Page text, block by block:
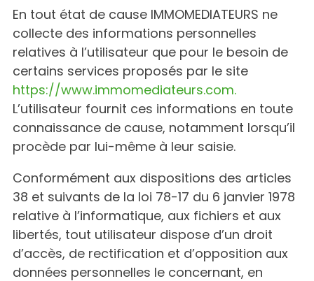
En tout état de cause IMMOMEDIATEURS ne
collecte des informations personnelles
relatives à l’utilisateur que pour le besoin de
certains services proposés par le site
https://www.immomediateurs.com.
L’utilisateur fournit ces informations en toute
connaissance de cause, notamment lorsqu’il
procède par lui-même à leur saisie.
Conformément aux dispositions des articles
38 et suivants de la loi 78-17 du 6 janvier 1978
relative à l’informatique, aux fichiers et aux
libertés, tout utilisateur dispose d’un droit
d’accès, de rectification et d’opposition aux
données personnelles le concernant, en